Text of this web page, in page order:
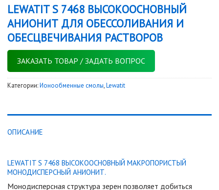
LEWATIT S 7468 ВЫСОКООСНОВНЫЙ
АНИОНИТ ДЛЯ ОБЕССОЛИВАНИЯ И
ОБЕСЦВЕЧИВАНИЯ РАСТВОРОВ
ЗАКАЗАТЬ ТОВАР / ЗАДАТЬ ВОПРОС
Категории:Ионообменные смолы,Lewatit
ОПИСАНИЕ
LEWATIT S 7468 ВЫСОКООСНОВНЫЙ МАКРОПОРИСТЫЙ
МОНОДИСПЕРСНЫЙ АНИОНИТ.
Монодисперсная структура зерен позволяет добиться